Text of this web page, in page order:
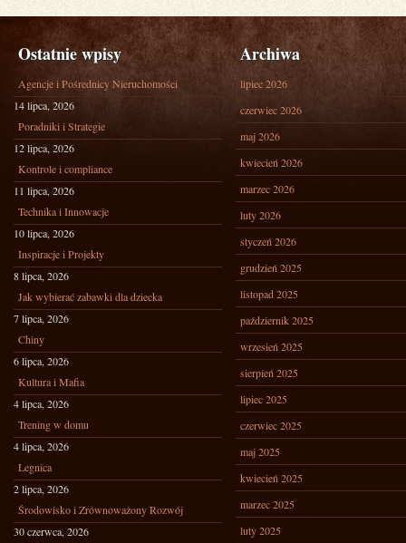
Ostatnie wpisy
Agencje i Pośrednicy Nieruchomości
14 lipca, 2026
Poradniki i Strategie
12 lipca, 2026
Kontrole i compliance
11 lipca, 2026
Technika i Innowacje
10 lipca, 2026
Inspiracje i Projekty
8 lipca, 2026
Jak wybierać zabawki dla dziecka
7 lipca, 2026
Chiny
6 lipca, 2026
Kultura i Mafia
4 lipca, 2026
Trening w domu
4 lipca, 2026
Legnica
2 lipca, 2026
Środowisko i Zrównoważony Rozwój
30 czerwca, 2026
Archiwa
lipiec 2026
czerwiec 2026
maj 2026
kwiecień 2026
marzec 2026
luty 2026
styczeń 2026
grudzień 2025
listopad 2025
październik 2025
wrzesień 2025
sierpień 2025
lipiec 2025
czerwiec 2025
maj 2025
kwiecień 2025
marzec 2025
luty 2025